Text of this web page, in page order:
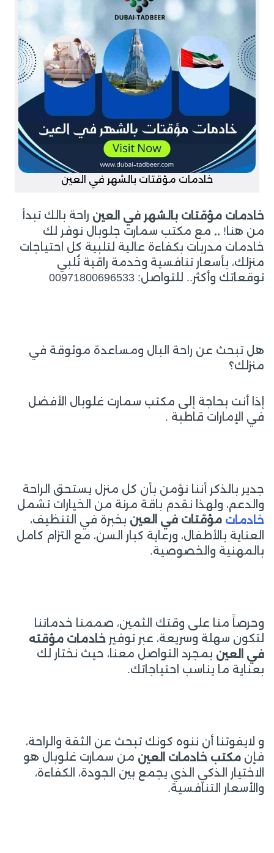
خادمات مؤقتات بالشهر في العين
خادمات مؤقتات بالشهر في العين راحة بالك تبدأ
من هنا! .. مع مكتب سمارت جلوبال نوفر لك
خادمات مدربات بكفاءة عالية لتلبية كل احتياجات
منزلك، بأسعار تنافسية وخدمة راقية تُلبي
توقعاتك وأكثر.. للتواصل: 00971800696533
هل تبحث عن راحة البال ومساعدة موثوقة في
منزلك؟
إذا أنت بحاجة إلى مكتب سمارت غلوبال الأفضل
في الإمارات قاطبة .
جدير بالذكر أننا نؤمن بأن كل منزل يستحق الراحة
والدعم، ولهذا نقدم باقة مرنة من الخيارات تشمل
خادمات مؤقتات في العين بخبرة في التنظيف،
العناية بالأطفال، ورعاية كبار السن، مع التزام كامل
بالمهنية والخصوصية.
وحرصاً منا على وقتك الثمين، صممنا خدماتنا
لتكون سهلة وسريعة، عبر توفير خادمات مؤقته
في العين بمجرد التواصل معنا، حيث نختار لك
بعناية ما يناسب احتياجاتك.
و لايفوتنا أن ننوه كونك تبحث عن الثقة والراحة،
فإن مكتب خادمات العين من سمارت غلوبال هو
الاختيار الذكي الذي يجمع بين الجودة، الكفاءة،
والأسعار التنافسية.